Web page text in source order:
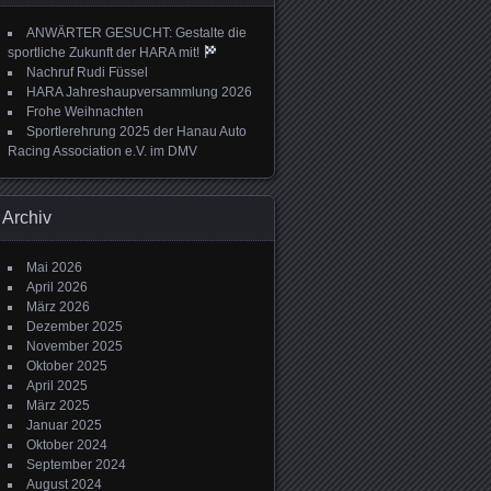
ANWÄRTER GESUCHT: Gestalte die
sportliche Zukunft der HARA mit!
Nachruf Rudi Füssel
HARA Jahreshaupversammlung 2026
Frohe Weihnachten
Sportlerehrung 2025 der Hanau Auto
Racing Association e.V. im DMV
Archiv
Mai 2026
April 2026
März 2026
Dezember 2025
November 2025
Oktober 2025
April 2025
März 2025
Januar 2025
Oktober 2024
September 2024
August 2024